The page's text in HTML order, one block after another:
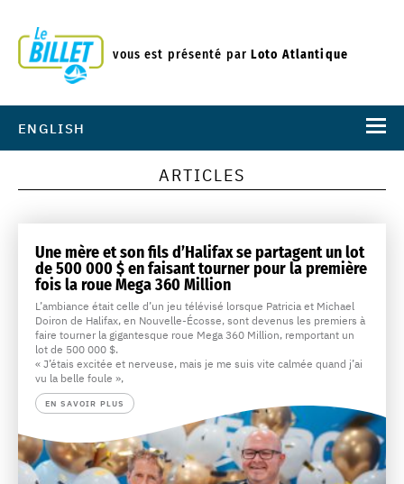
vous est présenté parLoto Atlantique
ENGLISH
ARTICLES
Une mère et son fils d’Halifax se partagent un lot
de 500 000 $ en faisant tourner pour la première
fois la roue Mega 360 Million
L’ambiance était celle d’un jeu télévisé lorsque Patricia et Michael
Doiron de Halifax, en Nouvelle-Écosse, sont devenus les premiers à
faire tourner la gigantesque roue Mega 360 Million, remportant un
lot de 500 000 $.
« J’étais excitée et nerveuse, mais je me suis vite calmée quand j’ai
vu la belle foule »,
EN SAVOIR PLUS